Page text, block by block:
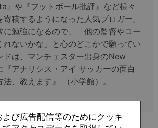
』や『フットボール批評』など様々
稿するようになった人気ブロガー。
に勉強になるので、「他の監督やコー
れないかな」と心のどこかで願ってい
ドは、マンチェスター出身のNew
アナリシス・アイ サッカーの面白
、教えます』 （小学館）。
び広告配信等のためにクッキ